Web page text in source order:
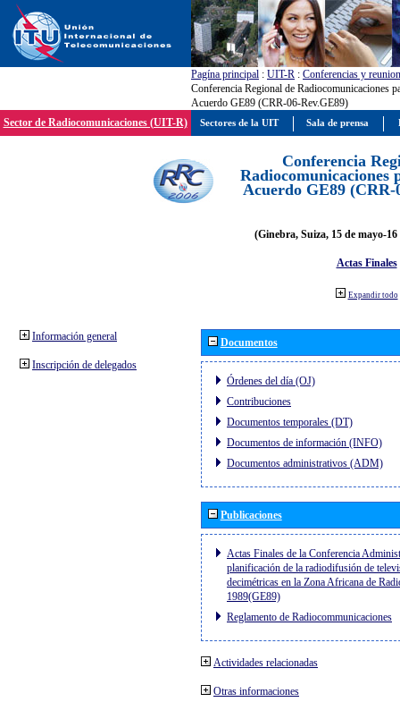
Pagína principal : UIT-R : Conferencias y
Conferencia Regional de Radiocomunicaciones
Acuerdo GE89 (CRR-06-Rev.GE89)
Sector de Radiocomunicaciones (UIT-R)
Conferencia
Radiocomunicaciones
Acuerdo GE89 (CRR-
(Ginebra, Suiza, 15 de mayo-
Actas Finales
Expandir todo
Información general
Inscripción de delegados
Documentos
Órdenes del día (OJ)
Contribuciones
Documentos temporales (DT)
Documentos de información (INFO)
Documentos administrativos (ADM)
Publicaciones
Actas Finales de la Conferencia
planificación de la radiodifusión de
decimétricas en la Zona Africana de
1989(GE89)
Reglamento de Radiocommunicaciones
Actividades relacionadas
Otras informaciones
Sectores de la UIT Sala de prensa